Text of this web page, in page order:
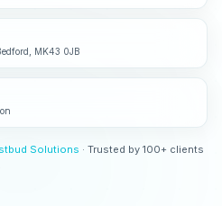
MK43 0JB
Solutions · Trusted by 100+ clients